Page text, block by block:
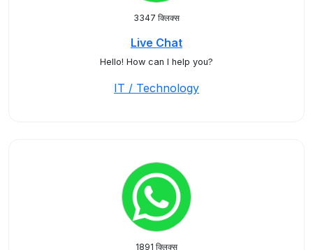
3347 क्लिक्स
Live Chat
Hello! How can I help you?
IT / Technology
1891 क्लिक्स